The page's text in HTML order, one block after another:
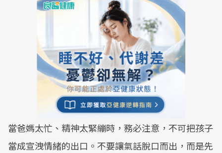
當爸媽太忙、精神太緊繃時，務必注意，不可把孩子
當成宣洩情緒的出口。不要讓氣話脫口而出，而是先